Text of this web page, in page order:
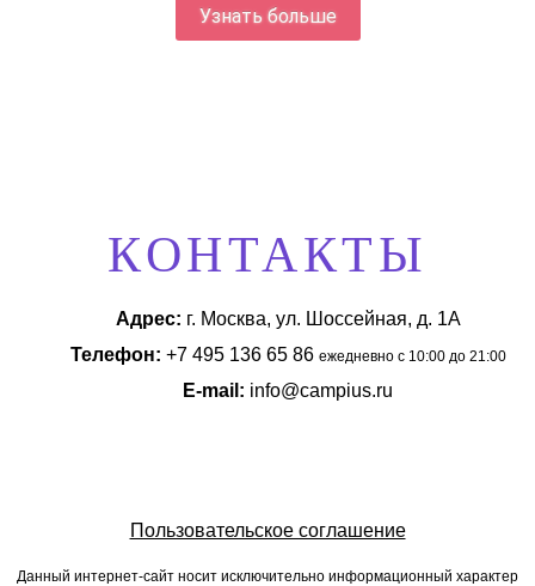
Узнать больше
КОНТАКТЫ
Адрес: г. Москва, ул. Шоссейная, д. 1А
Телефон: +7 495 136 65 86 ежедневно с 10:00 до 21:00
E-mail: info@campius.ru
Пользовательское соглашение
Данный интернет-сайт носит исключительно информационный характер